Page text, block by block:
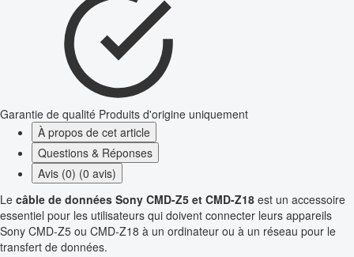
Garantie de qualité Produits d'origine uniquement
À propos de cet article
Questions & Réponses
Avis (0) (0 avis)
Le câble de données Sony CMD-Z5 et CMD-Z18 est un accessoire
essentiel pour les utilisateurs qui doivent connecter leurs appareils
Sony CMD-Z5 ou CMD-Z18 à un ordinateur ou à un réseau pour le
transfert de données.